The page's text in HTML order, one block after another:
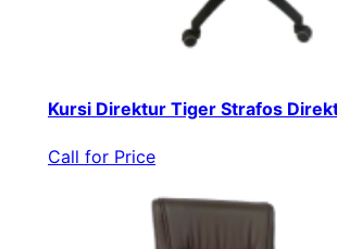
Kursi Direktur Tiger Strafos
Call for Price